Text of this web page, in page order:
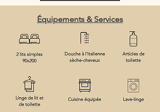
Équipements & Services